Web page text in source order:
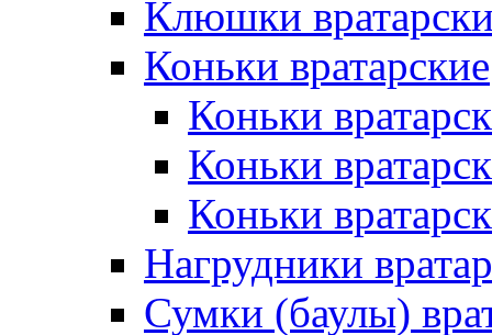
Клюшки
Коньки вратарские
Коньки
Коньки
Коньки
Нагрудники
Сумки (баулы)